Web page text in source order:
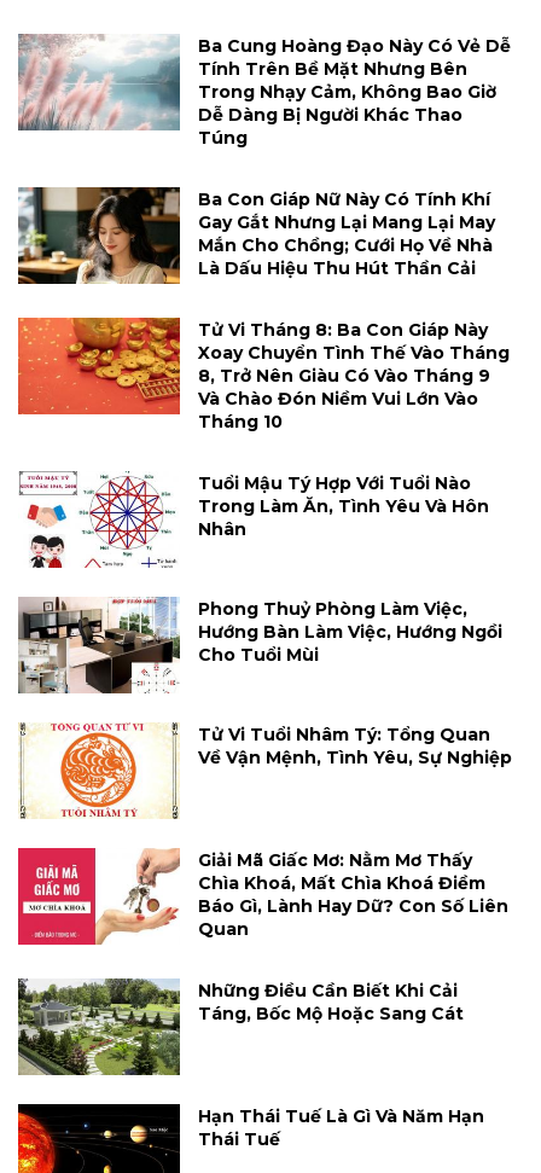
Ba Cung Hoàng Đạo Này Có Vẻ Dễ
Tính Trên Bề Mặt Nhưng Bên
Trong Nhạy Cảm, Không Bao Giờ
Dễ Dàng Bị Người Khác Thao
Túng
Ba Con Giáp Nữ Này Có Tính Khí
Gay Gắt Nhưng Lại Mang Lại May
Mắn Cho Chồng; Cưới Họ Về Nhà
Là Dấu Hiệu Thu Hút Thần Cải
Tử Vi Tháng 8: Ba Con Giáp Này
Xoay Chuyển Tình Thế Vào Tháng
8, Trở Nên Giàu Có Vào Tháng 9
Và Chào Đón Niềm Vui Lớn Vào
Tháng 10
Tuổi Mậu Tý Hợp Với Tuổi Nào
Trong Làm Ăn, Tình Yêu Và Hôn
Nhân
Phong Thuỷ Phòng Làm Việc,
Hướng Bàn Làm Việc, Hướng Ngồi
Cho Tuổi Mùi
Tử Vi Tuổi Nhâm Tý: Tổng Quan
Về Vận Mệnh, Tình Yêu, Sự Nghiệp
Giải Mã Giấc Mơ: Nằm Mơ Thấy
Chìa Khoá, Mất Chìa Khoá Điềm
Báo Gì, Lành Hay Dữ? Con Số Liên
Quan
Những Điều Cần Biết Khi Cải
Táng, Bốc Mộ Hoặc Sang Cát
Hạn Thái Tuế Là Gì Và Năm Hạn
Thái Tuế